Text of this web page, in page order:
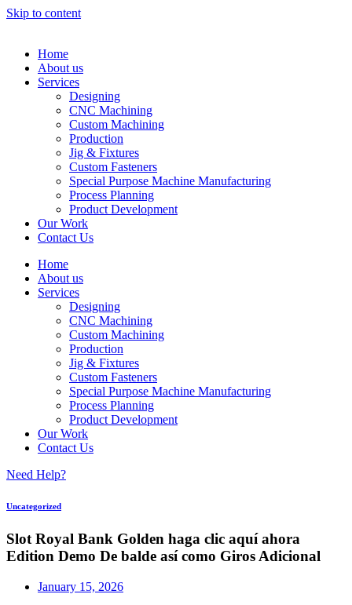
Skip to content
Home
About us
Services
Designing
CNC Machining
Custom Machining
Production
Jig & Fixtures
Custom Fasteners
Special Purpose Machine Manufacturing
Process Planning
Product Development
Our Work
Contact Us
Home
About us
Services
Designing
CNC Machining
Custom Machining
Production
Jig & Fixtures
Custom Fasteners
Special Purpose Machine Manufacturing
Process Planning
Product Development
Our Work
Contact Us
Need Help?
Uncategorized
Slot Royal Bank Golden haga clic aquí ahora
Edition Demo De balde así­ como Giros Adicional
January 15, 2026